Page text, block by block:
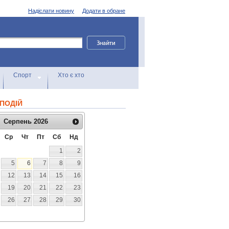
Додати в обране
Надіслати новину
Спорт Хто є хто
Серпень 2026
Ср Чт Пт Сб
Нд
1
2
5 6 7 8
9
12 13 14 15
16
19 20 21 22
23
26 27 28 29
30